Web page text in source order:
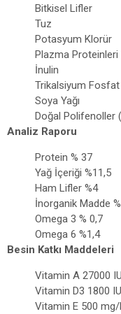
Bitkisel Lifler
Tuz
Potasyum Klorür
Plazma Proteinleri
İnulin
Trikalsiyum Fosfat
Soya Yağı
Doğal Polifenoller
Analiz Raporu
Protein % 37
Yağ İçeriği %11,5
Ham Lifler %4
İnorganik Madde
Omega 3 % 0,7
Omega 6 %1,4
Besin Katkı Maddeleri
Vitamin A 27000
Vitamin D3 1800
Vitamin E 500 mg/